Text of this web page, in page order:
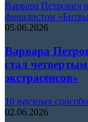
Варвара Петрович
финалистом «Битвы
05.06.2026
Варвара
стал
экстрасенсов»
10 научных
02.06.2026